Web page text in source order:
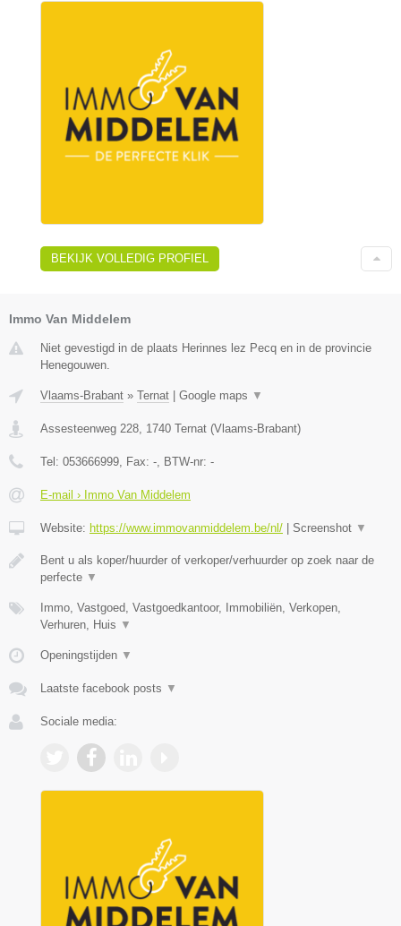
BEKIJK VOLLEDIG PROFIEL
Immo Van Middelem
Niet gevestigd in de plaats Herinnes lez Pecq en in de provincie
Henegouwen.
Vlaams-Brabant » Ternat Google maps ▼
Assesteenweg 228 1740 Ternat (Vlaams-Brabant)
Tel: 053666999 , Fax: - , BTW-nr: -
E-mail › Immo Van Middelem
Website: https://www.immovanmiddelem.be/nl/ Screenshot ▼
Bent u als koper/huurder of verkoper/verhuurder op zoek naar de
perfecte ▼
Immo, Vastgoed, Vastgoedkantoor, Immobiliën, Verkopen,
Verhuren, Huis ▼
Openingstijden ▼
Laatste facebook posts ▼
Sociale media: